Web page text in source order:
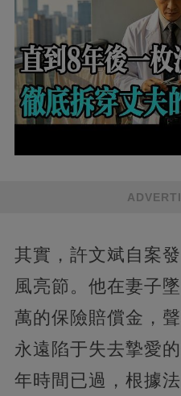
其實，許文斌自案
風亮節。他在妻子
萬的保險賠償金，
永遠陷于失去摯愛
年時間已過，根據